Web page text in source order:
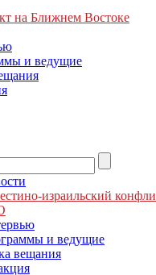
на Ближнем Востоке
и ведущие
израильский
и ведущие
вещания